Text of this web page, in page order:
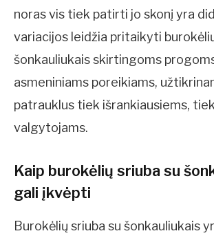
noras vis tiek patirti jo skonį yra
variacijos leidžia pritaikyti
šonkauliukais skirtingoms
asmeniniams poreikiams,
patrauklus tiek išrankiausiems,
valgytojams.
Kaip burokėlių sriuba su
gali įkvėpti
Burokėlių sriuba su šonkauliukais